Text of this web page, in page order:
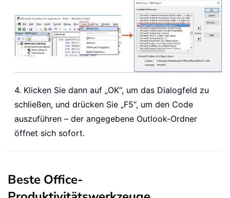
4. Klicken Sie dann auf „OK“, um das Dialogfeld zu
schließen, und drücken Sie „F5“, um den Code
auszuführen – der angegebene Outlook-Ordner
öffnet sich sofort.
Beste Office-